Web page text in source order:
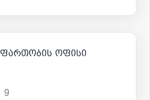
4 000 | m² 16
ფართობის ოფისი
9